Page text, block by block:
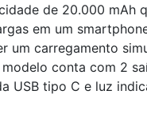
de 20.000 mAh
em um
um carregamento
conta com 2
USB tipo C e luz